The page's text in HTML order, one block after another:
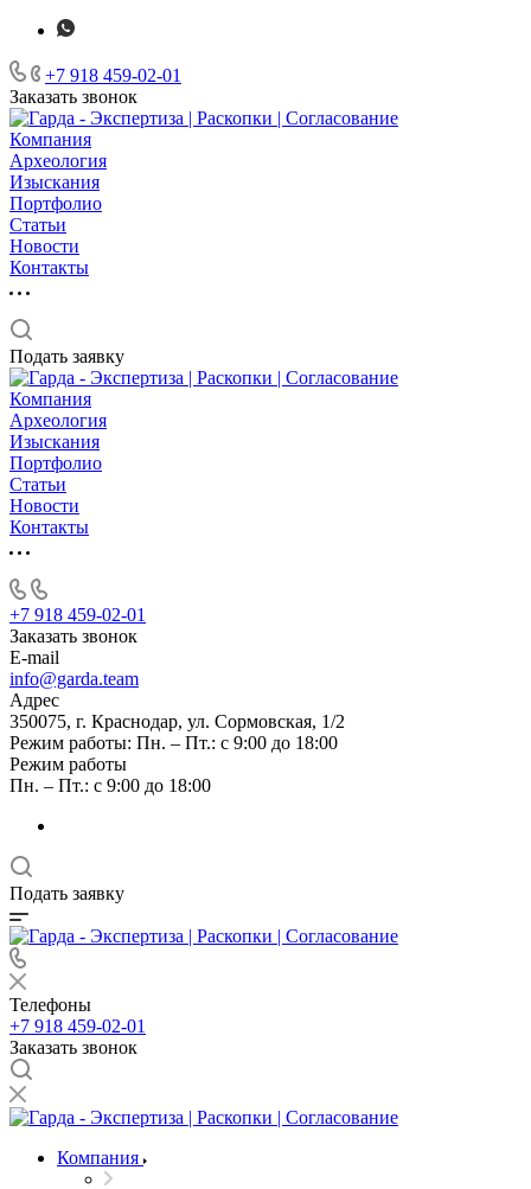
+7 918 459-02-01
Заказать звонок
Компания
Археология
Изыскания
Портфолио
Статьи
Новости
Контакты
Подать заявку
Компания
Археология
Изыскания
Портфолио
Статьи
Новости
Контакты
+7 918 459-02-01
Заказать звонок
E-mail
info@garda.team
Адрес
350075, г. Краснодар, ул. Сормовская, 1/2
Режим работы: Пн. – Пт.: с 9:00 до 18:00
Режим работы
Пн. – Пт.: с 9:00 до 18:00
Подать заявку
Телефоны
+7 918 459-02-01
Заказать звонок
Компания